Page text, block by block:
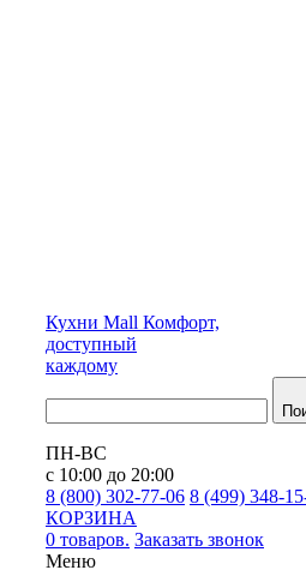
Кухни Mall Комфорт,
доступный
каждому
ПН-ВС
с 10:00 до 20:00
8 (800) 302-77-06 8 (499) 348-
КОРЗИНА
0 товаров. Заказать звонок
Меню